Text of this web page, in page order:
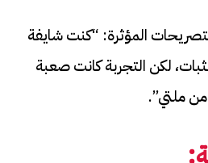
المؤثرة: “كنت شايفة
لكن التجربة كانت صعبة
ملتي”.